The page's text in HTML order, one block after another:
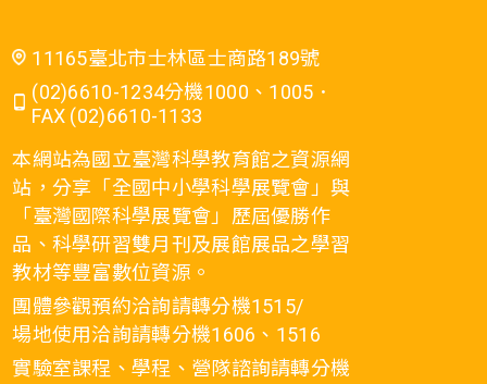
11165臺北市士林區士商路189號
(02)6610-1234分機1000、1005．
FAX (02)6610-1133
本網站為國立臺灣科學教育館之資源網
站，分享「全國中小學科學展覽會」與
「臺灣國際科學展覽會」歷屆優勝作
品、科學研習雙月刊及展館展品之學習
教材等豐富數位資源。
團體參觀預約洽詢請轉分機1515/
場地使用洽詢請轉分機1606、1516
實驗室課程、學程、營隊諮詢請轉分機